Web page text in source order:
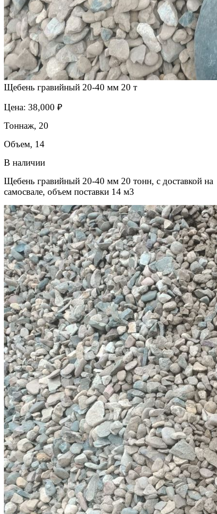
Щебень гравийный 20-40 мм 20 т
Цена: 38,000 ₽
Тоннаж, 20
Объем, 14
В наличии
Щебень гравийный 20-40 мм 20 тонн, с доставкой на
самосвале, объем поставки 14 м3